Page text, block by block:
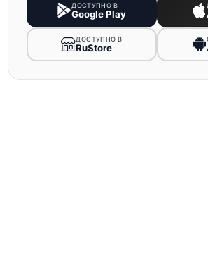
ДОСТУПНО В
Google Play
ДОСТУПНО В
RuStore